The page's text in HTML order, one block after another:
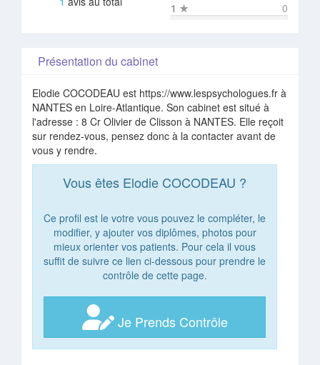
1 ★ 0
Présentation du cabinet
Elodie COCODEAU est https://www.lespsychologues.fr à
NANTES en Loire-Atlantique. Son cabinet est situé à
l'adresse : 8 Cr Olivier de Clisson à NANTES. Elle reçoit
sur rendez-vous, pensez donc à la contacter avant de
vous y rendre.
Vous êtes Elodie COCODEAU ?
Ce profil est le votre vous pouvez le compléter, le
modifier, y ajouter vos diplômes, photos pour
mieux orienter vos patients. Pour cela il vous
suffit de suivre ce lien ci-dessous pour prendre le
contrôle de cette page.
Je Prends Contrôle